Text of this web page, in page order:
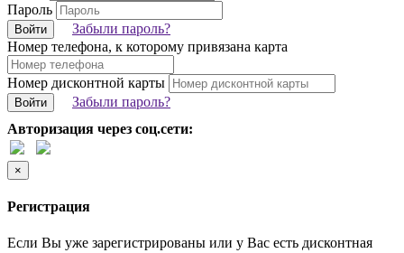
Пароль
Войти
Забыли пароль?
Номер телефона, к которому привязана карта
Номер дисконтной карты
Войти
Забыли пароль?
Авторизация через соц.сети:
×
Регистрация
Если Вы уже зарегистрированы или у Вас есть дисконтная